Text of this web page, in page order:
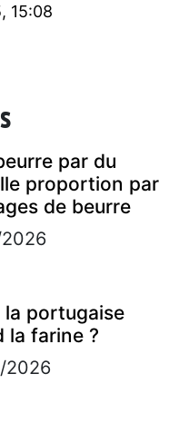
15:08
par du
proportion par
de beurre
la portugaise
la farine ?
2026